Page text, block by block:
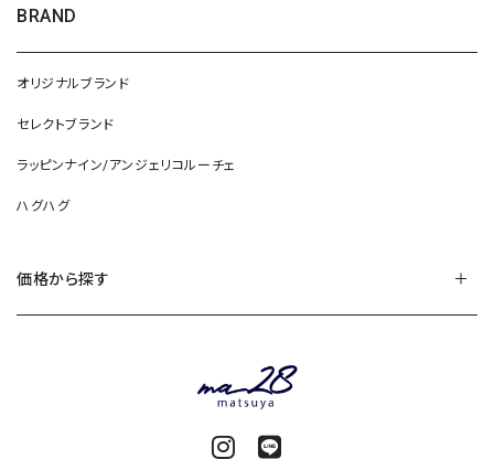
BRAND
オリジナルブランド
セレクトブランド
ラッピンナイン/アンジェリコルーチェ
ハグハグ
価格から探す